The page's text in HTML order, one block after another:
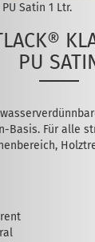
Satin 1 Ltr.
PU
Basis. Für alle